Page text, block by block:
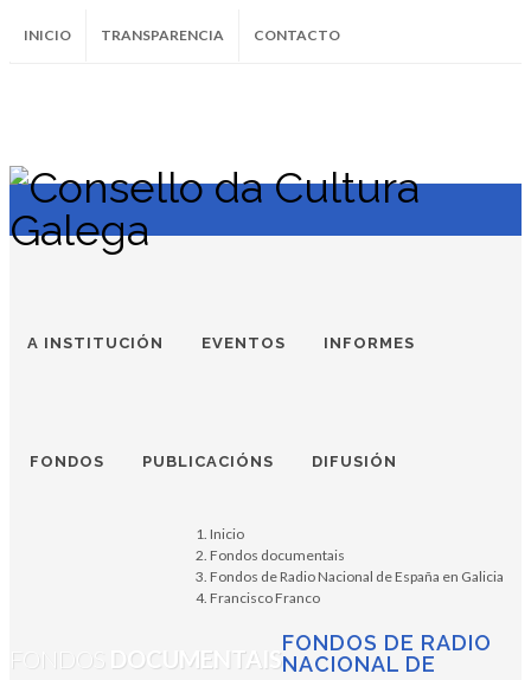
INICIO TRANSPARENCIA CONTACTO
InstagramFacebookTwitter Soundcloud
Youtube
A INSTITUCIÓN EVENTOS INFORMES
FONDOS PUBLICACIÓNS DIFUSIÓN
FONDOS DOCUMENTAIS
FONDOS DE RADIO
NACIONAL DE
Inicio
Fondos documentais
Fondos de Radio Nacional de España en Galicia
Francisco Franco